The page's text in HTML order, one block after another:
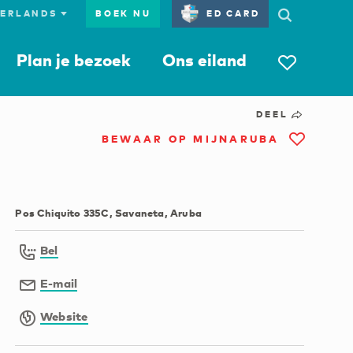
BOEK NU ED CARD
Plan je bezoek Ons eiland
DEEL
BEWAAR OP MIJNARUBA
Pos Chiquito 335C, Savaneta, Aruba
Bel
E-mail
Website